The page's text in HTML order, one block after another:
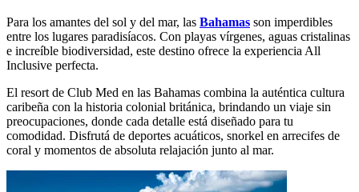
Para los amantes del sol y del mar, las Bahamas son imperdibles
entre los lugares paradisíacos. Con playas vírgenes, aguas cristalinas
e increíble biodiversidad, este destino ofrece la experiencia All
Inclusive perfecta.
El resort de Club Med en las Bahamas combina la auténtica cultura
caribeña con la historia colonial británica, brindando un viaje sin
preocupaciones, donde cada detalle está diseñado para tu
comodidad. Disfrutá de deportes acuáticos, snorkel en arrecifes de
coral y momentos de absoluta relajación junto al mar.